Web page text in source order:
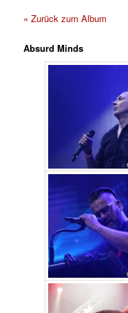
« Zurück zum Album
Absurd Minds